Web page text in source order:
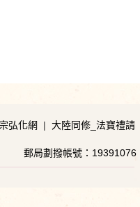
弘化網 | 大陸同修_法寶禮請
郵局劃撥帳號：19391076